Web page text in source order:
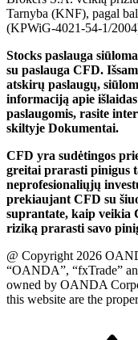
Tarnyba (KNF), pagal
(KPWiG-4021-54-1/
Stocks paslauga
su paslauga CFD.
atskirų paslaugų,
informaciją apie
paslaugomis, rasite
skiltyje Dokumentai.
CFD yra sudėtingos
greitai prarasti pinigus
neprofesionaliųjų
prekiaujant CFD su
suprantate, kaip veikia
riziką prarasti savo
@ Copyright 2026
“OANDA”, “fxTrade”
owned by OANDA
this website are the